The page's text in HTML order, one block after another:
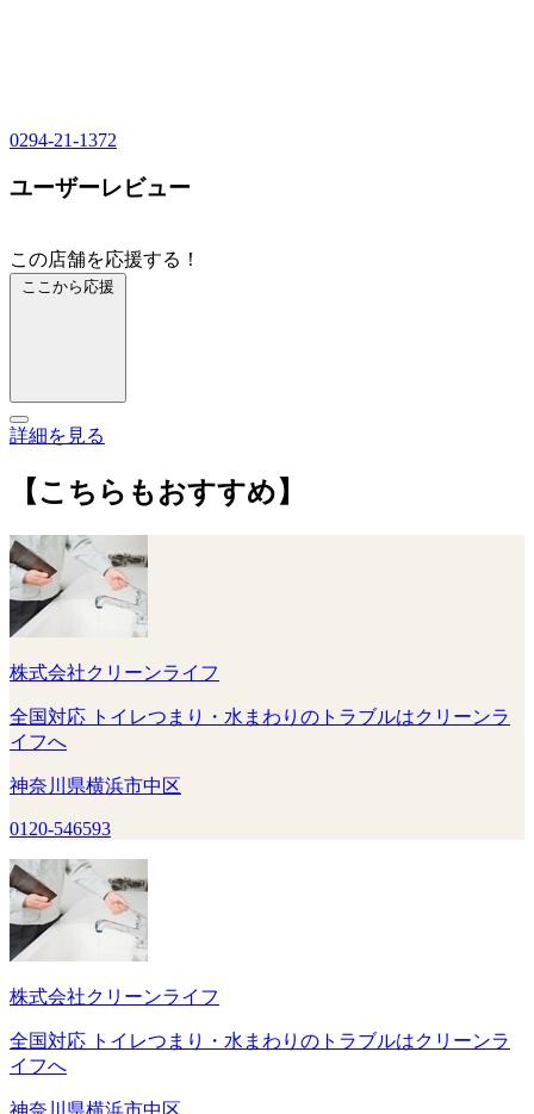
0294-21-1372
ユーザーレビュー
この店舗を応援する！
ここから応援
詳細を見る
【こちらもおすすめ】
株式会社クリーンライフ
全国対応 トイレつまり・水まわりのトラブルはクリーンラ
イフへ
神奈川県横浜市中区
0120-546593
株式会社クリーンライフ
全国対応 トイレつまり・水まわりのトラブルはクリーンラ
イフへ
神奈川県横浜市中区